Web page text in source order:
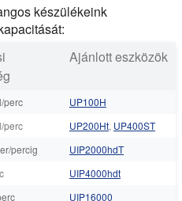
készülékeink
Ajánlott eszközök
perc
UP100H
perc UP200Ht, UP400ST
percig
UIP2000hdT
UIP4000hdt
UIP16000